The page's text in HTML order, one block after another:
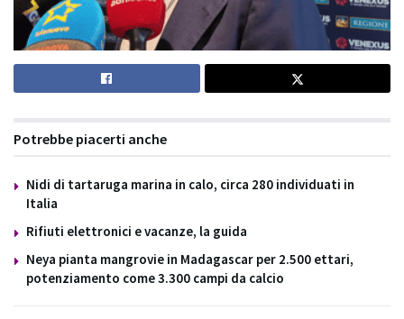
Potrebbe piacerti anche
Nidi di tartaruga marina in calo, circa 280 individuati in
Italia
Rifiuti elettronici e vacanze, la guida
Neya pianta mangrovie in Madagascar per 2.500 ettari,
potenziamento come 3.300 campi da calcio